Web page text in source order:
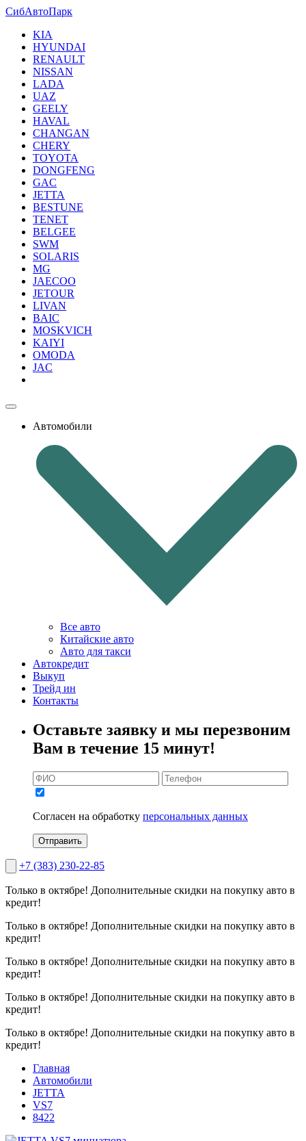
СибАвтоПарк
KIA
HYUNDAI
RENAULT
NISSAN
LADA
UAZ
GEELY
HAVAL
CHANGAN
CHERY
TOYOTA
DONGFENG
GAC
JETTA
BESTUNE
TENET
BELGEE
SWM
SOLARIS
MG
JAECOO
JETOUR
LIVAN
BAIC
MOSKVICH
KAIYI
OMODA
JAC
Автомобили
Все авто
Китайские авто
Авто для такси
Автокредит
Выкуп
Трейд ин
Контакты
Оставьте заявку и мы перезвоним
Вам в течение 15 минут!
Согласен на обработку персональных данных
Отправить
+7 (383) 230-22-85
Только в октябре! Дополнительные скидки на покупку авто в
кредит!
Только в октябре! Дополнительные скидки на покупку авто в
кредит!
Только в октябре! Дополнительные скидки на покупку авто в
кредит!
Только в октябре! Дополнительные скидки на покупку авто в
кредит!
Только в октябре! Дополнительные скидки на покупку авто в
кредит!
Главная
Автомобили
JETTA
VS7
8422